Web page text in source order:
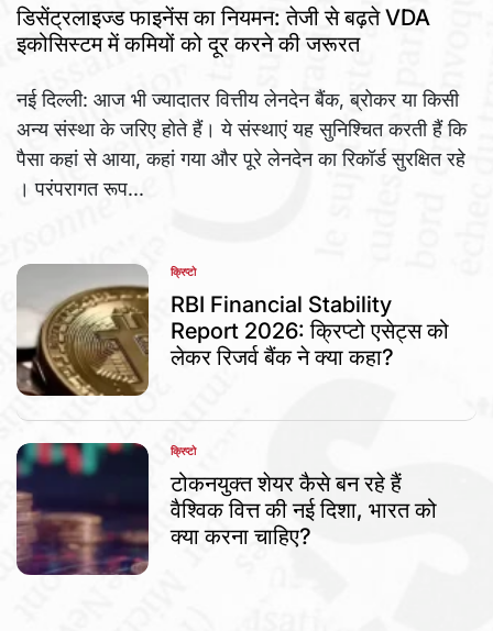
IN
डिसेंट्रलाइज्ड फाइनेंस का नियमन: तेजी से बढ़ते VDA
इकोसिस्टम में कमियों को दूर करने की जरूरत
नई दिल्ली: आज भी ज्यादातर वित्तीय लेनदेन बैंक, ब्रोकर या किसी
अन्य संस्था के जरिए होते हैं। ये संस्थाएं यह सुनिश्चित करती हैं कि
पैसा कहां से आया, कहां गया और पूरे लेनदेन का रिकॉर्ड सुरक्षित रहे
। परंपरागत रूप...
POSTED
IN
क्रिप्टो
RBI Financial Stability
Report 2026: क्रिप्टो एसेट्स को
लेकर रिजर्व बैंक ने क्या कहा?
POSTED
IN
क्रिप्टो
टोकनयुक्त शेयर कैसे बन रहे हैं
वैश्विक वित्त की नई दिशा, भारत को
क्या करना चाहिए?